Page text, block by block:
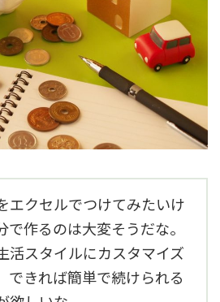
エクセルでつけてみたいけ
で作るのは大変そうだな。
活スタイルにカスタマイズ
できれば簡単で続けられる